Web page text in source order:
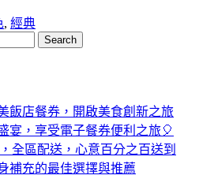
, 經典
飯店餐券，開啟美食創新之旅
宴，享受電子餐券便利之旅🎈
全區配送，心意百分之百送到
補充的最佳選擇與推薦